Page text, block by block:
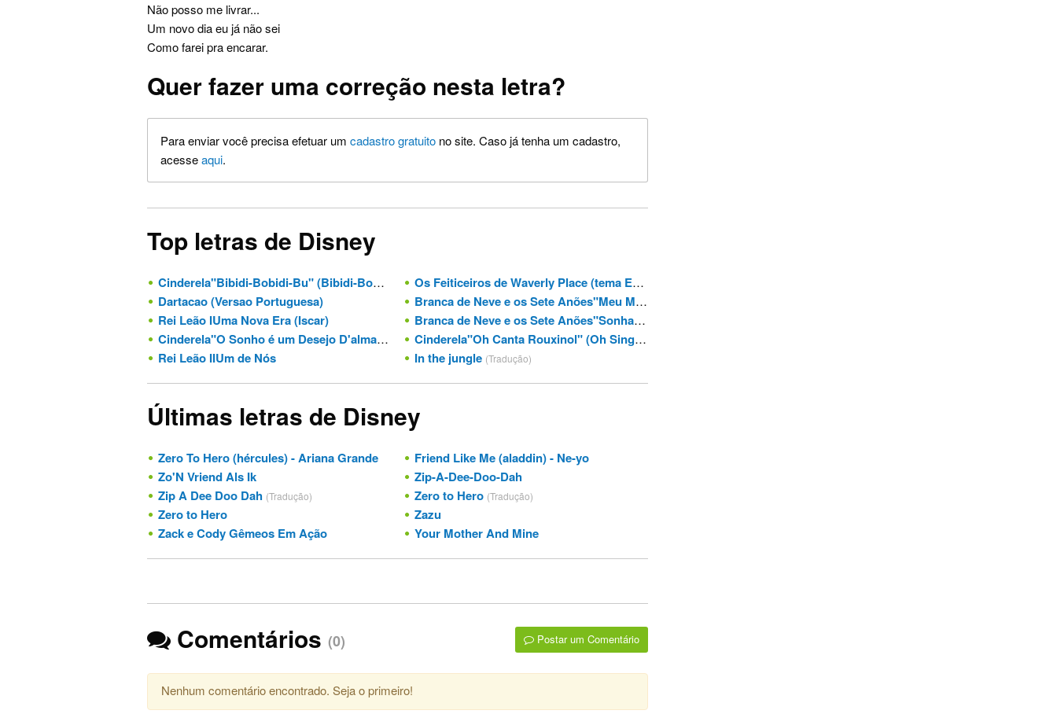
Não posso me livrar...
Um novo dia eu já não sei
Como farei pra encarar.
Quer fazer uma correção nesta letra?
Para enviar você precisa efetuar um cadastro gratuito no site. Caso já tenha um cadastro,
acesseaqui.
Top letras de Disney
Cinderela"Bibidi-Bobidi-Bu" (Bibidi-Bobidi-Boo)
Os Feiticeiros de Waverly Place (tema Em Português)
Dartacao (Versao Portuguesa)
Branca de Neve e os Sete Anões"Meu Mundo Feliz" (With a Smile and a Song)
Rei Leão IUma Nova Era (Iscar)
Branca de Neve e os Sete Anões"Sonhando Assim" (I'm Wishing)
Cinderela"O Sonho é um Desejo D'alma" (A Dream is a Wish Your Heart Makes)
Cinderela"Oh Canta Rouxinol" (Oh Sing Sweet Nightengale"
Rei Leão IIUm de Nós
In the jungle (Tradução)
Últimas letras de Disney
Zero To Hero (hércules) - Ariana Grande
Friend Like Me (aladdin) - Ne-yo
Zo'N Vriend Als Ik
Zip-A-Dee-Doo-Dah
Zip A Dee Doo Dah (Tradução) Zero to Hero (Tradução)
Zero to Hero
Zazu
Zack e Cody Gêmeos Em Ação
Your Mother And Mine
Comentários (0) Postar um Comentário
Nenhum comentário encontrado. Seja o primeiro!